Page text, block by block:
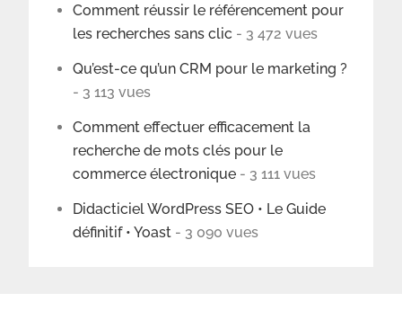
Comment réussir le référencement pour
les recherches sans clic - 3 472 vues
Qu’est-ce qu’un CRM pour le marketing ?
- 3 113 vues
Comment effectuer efficacement la
recherche de mots clés pour le
commerce électronique - 3 111 vues
Didacticiel WordPress SEO • Le Guide
définitif • Yoast - 3 090 vues